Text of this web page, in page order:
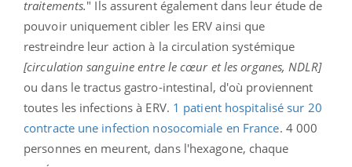
traitements." Ils assurent également dans leur étude de
pouvoir uniquement cibler les ERV ainsi que
restreindre leur action à la circulation systémique
[circulation sanguine entre le cœur et les organes, NDLR]
ou dans le tractus gastro-intestinal, d'où proviennent
toutes les infections à ERV. 1 patient hospitalisé sur 20
contracte une infection nosocomiale en France. 4 000
personnes en meurent, dans l'hexagone, chaque